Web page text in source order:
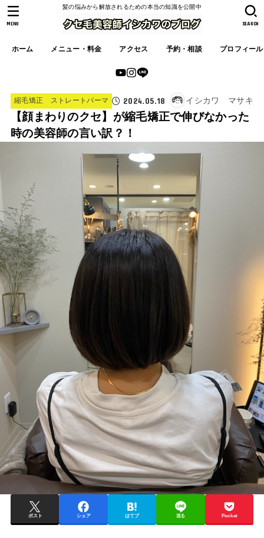
髪の悩みから解放されるための本当の知識を公開中
ホーム メニュー・料金 アクセス 予約・相談 プロフィール
SEARCH
MENU
縮毛矯正 ストレートパーマ 2024.05.18 イシカワ マサキ
【顔まわりのクセ】が縮毛矯正で伸びなかった
時の美容師の言い訳？！
ポスト シェア はてブ 送る Pocket